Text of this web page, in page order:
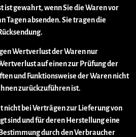
ist gewahrt, wenn Sie die Waren vor
Tagen absenden. Sie tragen die
Wertverlust der Waren nur
auf einen zur Prüfung der
und Funktionsweise der Waren nicht
zurückzuführen ist.
nicht bei Verträgen zur Lieferung von
sind und für deren Herstellung eine
durch den Verbraucher